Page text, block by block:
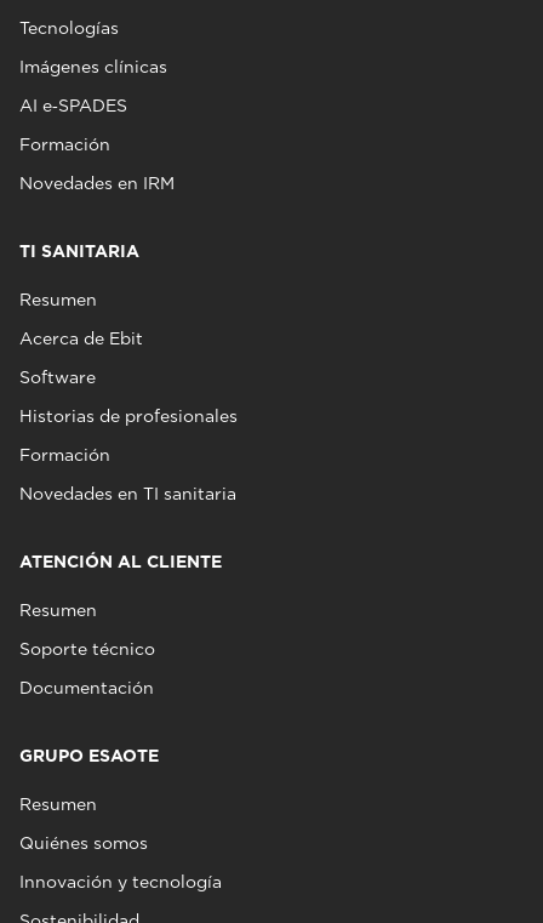
Tecnologías
Imágenes clínicas
AI e‑SPADES
Formación
Novedades en IRM
TI SANITARIA
Resumen
Acerca de Ebit
Software
Historias de profesionales
Formación
Novedades en TI sanitaria
ATENCIÓN AL CLIENTE
Resumen
Soporte técnico
Documentación
GRUPO ESAOTE
Resumen
Quiénes somos
Innovación y tecnología